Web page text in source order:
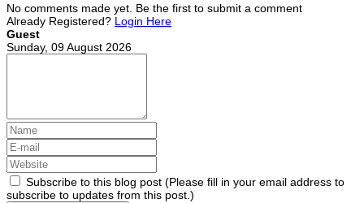
No comments made yet. Be the first to submit a comment
Already Registered? Login Here
Guest
Sunday, 09 August 2026
Subscribe to this blog post (Please fill in your email address to
subscribe to updates from this post.)